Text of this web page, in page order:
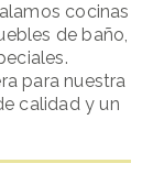
cocinas
de baño,
para nuestra
calidad y un